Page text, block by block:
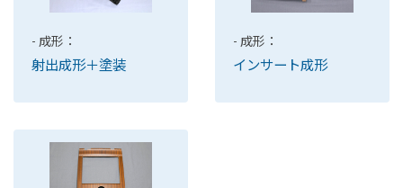
- 成形：
射出成形＋塗装
- 成形：
インサート成形